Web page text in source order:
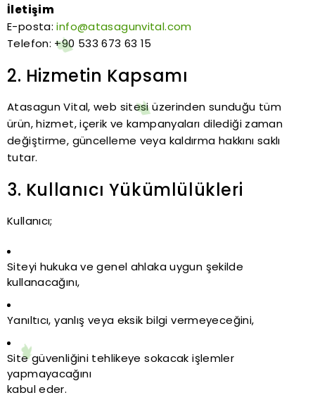
İletişim
E-posta:info@atasagunvital.com
Telefon: +90 533 673 63 15
2. Hizmetin Kapsamı
Atasagun Vital, web sitesi üzerinden sunduğu tüm
ürün, hizmet, içerik ve kampanyaları dilediği zaman
değiştirme, güncelleme veya kaldırma hakkını saklı
tutar.
3. Kullanıcı Yükümlülükleri
Kullanıcı;
Siteyi hukuka ve genel ahlaka uygun şekilde
kullanacağını,
Yanıltıcı, yanlış veya eksik bilgi vermeyeceğini,
Site güvenliğini tehlikeye sokacak işlemler
yapmayacağını
kabul eder.